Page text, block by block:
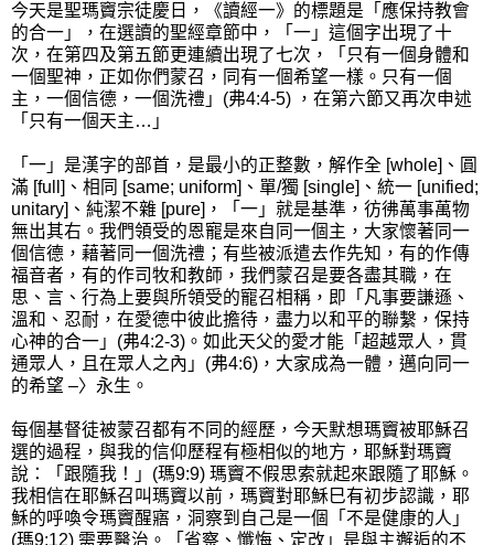
今天是聖瑪竇宗徒慶日，《讀經一》的標題是「應保持教會
的合一」，在選讀的聖經章節中，「一」這個字出現了十
次，在第四及第五節更連續出現了七次，「只有一個身體和
一個聖神，正如你們蒙召，同有一個希望一樣。只有一個
主，一個信德，一個洗禮」(弗4:4-5) ，在第六節又再次申述
「只有一個天主…」
「一」是漢字的部首，是最小的正整數，解作全 [whole]、圓
滿 [full]、相同 [same; uniform]、單/獨 [single]、統一 [unified;
unitary]、純潔不雜 [pure]，「一」就是基準，彷彿萬事萬物
無出其右。我們領受的恩寵是來自同一個主，大家懷著同一
個信德，藉著同一個洗禮；有些被派遣去作先知，有的作傳
福音者，有的作司牧和教師，我們蒙召是要各盡其職，在
思、言、行為上要與所領受的寵召相稱，即「凡事要謙遜、
溫和、忍耐，在愛德中彼此擔待，盡力以和平的聯繫，保持
心神的合一」(弗4:2-3)。如此天父的愛才能「超越眾人，貫
通眾人，且在眾人之內」(弗4:6)，大家成為一體，邁向同一
的希望 –〉永生。
每個基督徒被蒙召都有不同的經歷，今天默想瑪竇被耶穌召
選的過程，與我的信仰歷程有極相似的地方，耶穌對瑪竇
說：「跟隨我！」(瑪9:9) 瑪竇不假思索就起來跟隨了耶穌。
我相信在耶穌召叫瑪竇以前，瑪竇對耶穌巳有初步認識，耶
穌的呼喚令瑪竇醒寤，洞察到自己是一個「不是健康的人」
(瑪9:12) 需要醫治。「省察、懺悔、定改」是與主邂逅的不